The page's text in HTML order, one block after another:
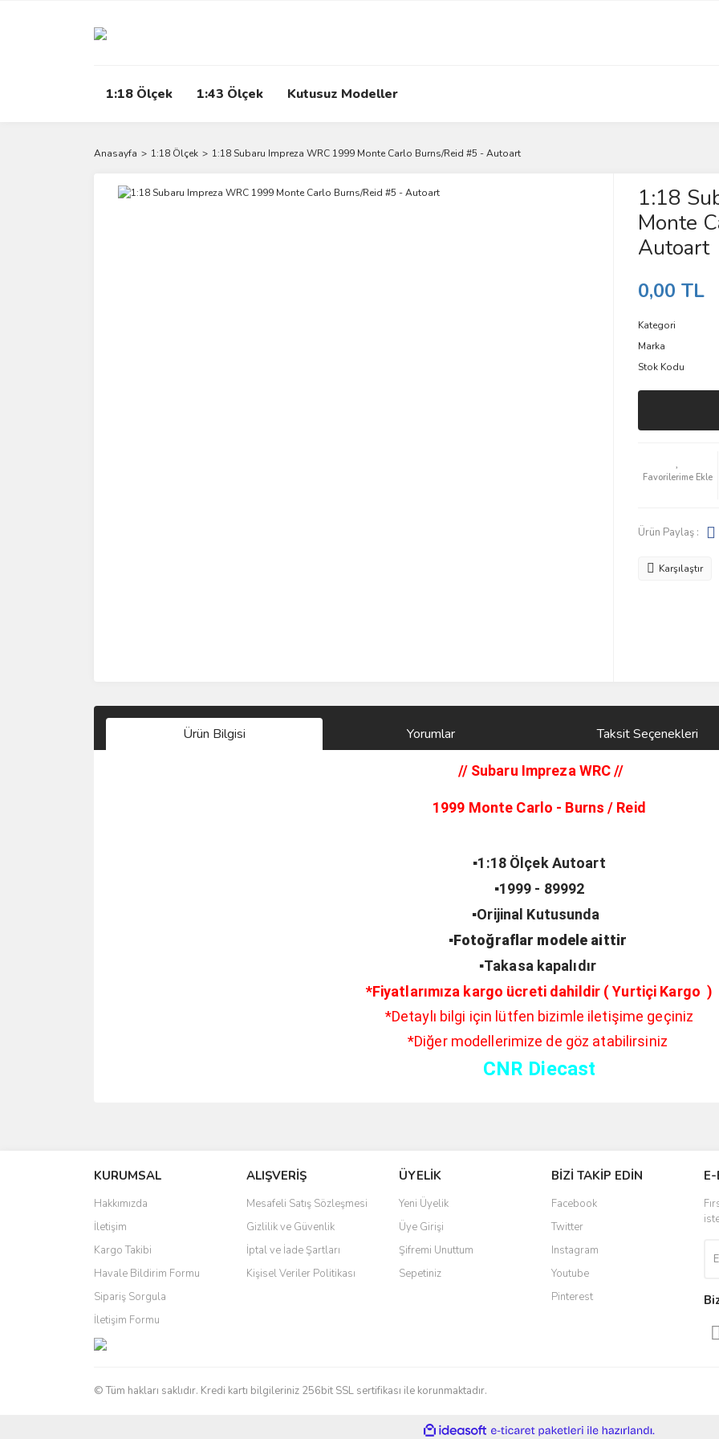
1:18 Ölçek 1:43 Ölçek Kutusuz Modeller
Anasayfa 1:18 Ölçek 1:18 Subaru Impreza WRC 1999 Monte Carlo Burns/Reid #5 - Autoart
1:18
Monte
Autoart
0,00 TL
Kategori
Marka
Stok Kodu
Ürün Paylaş :
Karşılaştır
Ürün Bilgisi Yorumlar Taksit Seçenekleri
// Subaru Impreza WRC//
1999 Monte Carlo - Burns / Reid
▪️1:18 Ölçek Autoart
▪️1999 - 89992
▪️Orijinal Kutusunda
▪️Fotoğraflar modele aittir
▪️Takasa kapalıdır
*Fiyatlarımıza kargo ücreti dahildir ( Yurtiçi Kargo )
*Detaylı bilgi için lütfen bizimle iletişime geçiniz
*Diğer modellerimize de göz atabilirsiniz
CNR Diecast
Ürün resmi kalitesiz, bozuk veya görüntülenemiyor.
Ürün açıklamasında eksik bilgiler bulunuyor.
Ürün bilgilerinde hatalar bulunuyor.
Ürün fiyatı diğer sitelerden daha pahalı.
Bu ürüne benzer farklı alternatifler olmalı.
KURUMSAL
Hakkımızda
İletişim
Kargo Takibi
Havale Bildirim Formu
Sipariş Sorgula
İletişim Formu
ALIŞVERİŞ
Mesafeli Satış Sözleşmesi
Gizlilik ve Güvenlik
İptal ve İade Şartları
Kişisel Veriler Politikası
ÜYELİK
Yeni Üyelik
Üye Girişi
Şifremi Unuttum
Sepetiniz
BİZİ TAKİP EDİN
Facebook
Twitter
Instagram
Youtube
Pinterest
© Tüm hakları saklıdır. Kredi kartı bilgileriniz 256bit SSL sertifikası ile korunmaktadır.
ideasoft e-